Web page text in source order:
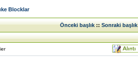
Blocklar
Önceki başlık::Sonraki başlık